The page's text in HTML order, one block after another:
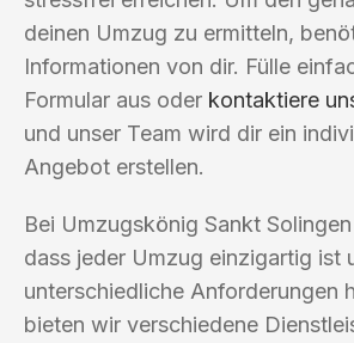
deinen Umzug zu ermitteln,
Informationen von dir. Fülle
Formular aus oder kontaktiere
und unser Team wird dir ein
Angebot erstellen.
Bei Umzugskönig Sankt
dass jeder Umzug einzigartig ist
unterschiedliche Anforderungen
bieten wir verschiedene